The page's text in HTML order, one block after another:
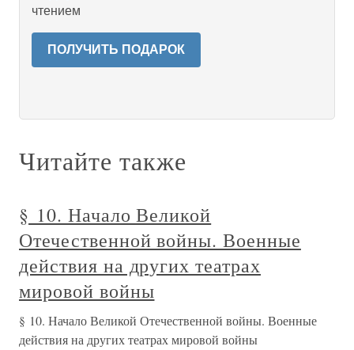
чтением
ПОЛУЧИТЬ ПОДАРОК
Читайте также
§ 10. Начало Великой
Отечественной войны. Военные
действия на других театрах
мировой войны
§ 10. Начало Великой Отечественной войны. Военные
действия на других театрах мировой войны